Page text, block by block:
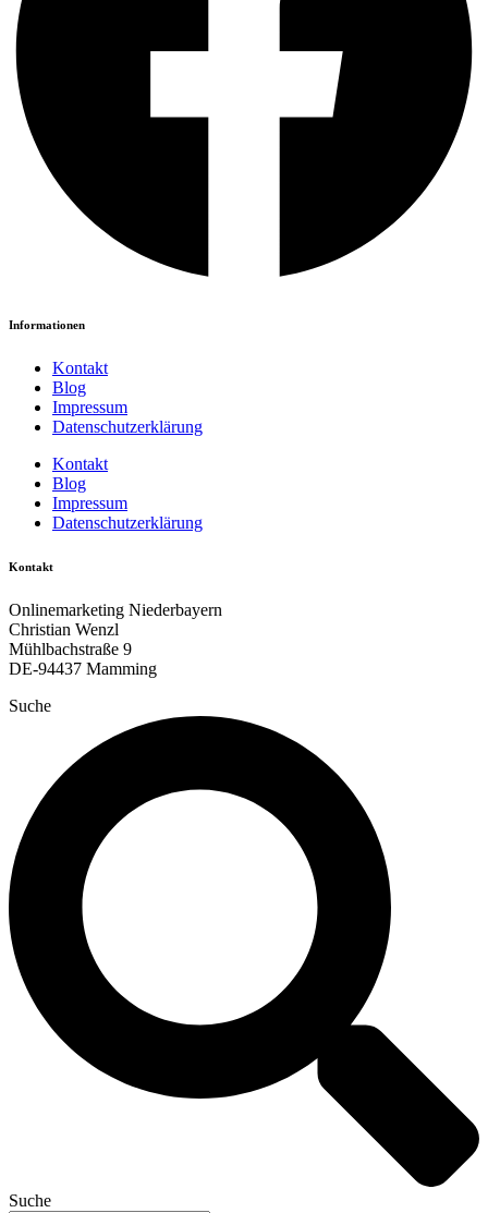
Informationen
Kontakt
Blog
Impressum
Datenschutzerklärung
Kontakt
Blog
Impressum
Datenschutzerklärung
Kontakt
Onlinemarketing Niederbayern
Christian Wenzl
Mühlbachstraße 9
DE-94437 Mamming
Suche
Suche